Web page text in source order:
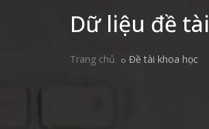
Dữ liệu đề tài
Trang chủ Đề tài khoa học